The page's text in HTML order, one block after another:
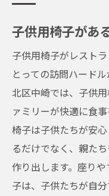
子供用椅子があ
子供用椅子がレスト
とっての訪問ハード
北区中崎では、子供
ァミリーが快適に食
椅子は子供たちが安
るだけでなく、親た
作り出します。座り
子は、子供たちが自